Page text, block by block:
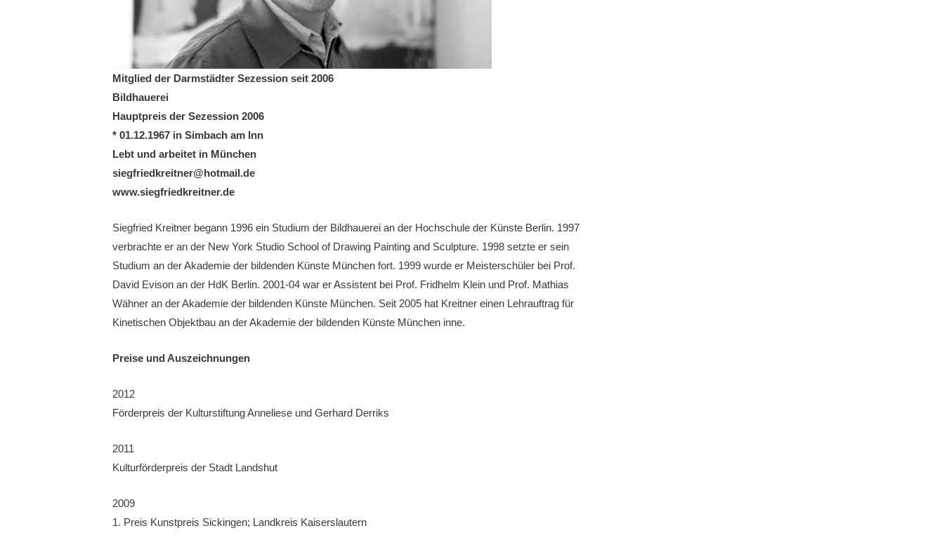
Mitglied der Darmstädter Sezession seit 2006
Bildhauerei
Hauptpreis der Sezession 2006
* 01.12.1967 in Simbach am Inn
Lebt und arbeitet in München
siegfriedkreitner@hotmail.de
www.siegfriedkreitner.de
Siegfried Kreitner begann 1996 ein Studium der Bildhauerei an der Hochschule der Künste Berlin. 1997
verbrachte er an der New York Studio School of Drawing Painting and Sculpture. 1998 setzte er sein
Studium an der Akademie der bildenden Künste München fort. 1999 wurde er Meisterschüler bei Prof.
David Evison an der HdK Berlin. 2001-04 war er Assistent bei Prof. Fridhelm Klein und Prof. Mathias
Wähner an der Akademie der bildenden Künste München. Seit 2005 hat Kreitner einen Lehrauftrag für
Kinetischen Objektbau an der Akademie der bildenden Künste München inne.
Preise und Auszeichnungen
2012
Förderpreis der Kulturstiftung Anneliese und Gerhard Derriks
2011
Kulturförderpreis der Stadt Landshut
2009
1. Preis Kunstpreis Sickingen; Landkreis Kaiserslautern